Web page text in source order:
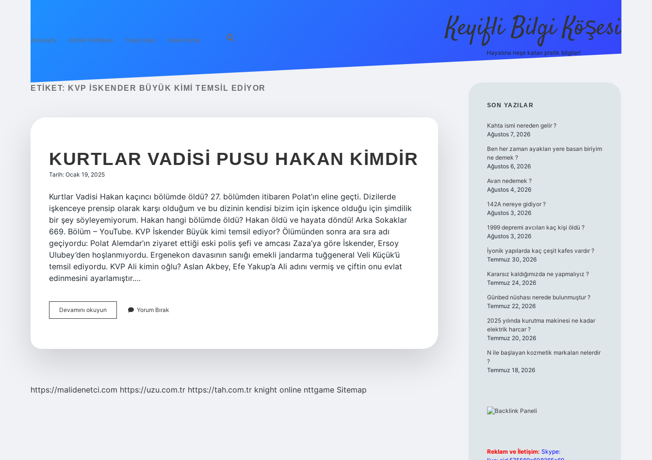
Anasayfa Gizlilik Politikası Yasal Uyarı Hakkımızda Keyifli Bilgi Köşesi
Hayatına neşe katan pratik bilgiler!
ETIKET: KVP İSKENDER BÜYÜK KIMI TEMSIL EDIYOR
KURTLAR VADISI PUSU HAKAN KIMDIR
Tarih: Ocak 19, 2025
Kurtlar Vadisi Hakan kaçıncı bölümde öldü? 27. bölümden itibaren Polat’ın eline geçti. Dizilerde
işkenceye prensip olarak karşı olduğum ve bu dizinin kendisi bizim için işkence olduğu için şimdilik
bir şey söyleyemiyorum. Hakan hangi bölümde öldü? Hakan öldü ve hayata döndü! Arka Sokaklar
669. Bölüm – YouTube. KVP İskender Büyük kimi temsil ediyor? Ölümünden sonra ara sıra adı
geçiyordu: Polat Alemdar’ın ziyaret ettiği eski polis şefi ve amcası Zaza’ya göre İskender, Ersoy
Ulubey’den hoşlanmıyordu. Ergenekon davasının sanığı emekli jandarma tuğgeneral Veli Küçük’ü
temsil ediyordu. KVP Ali kimin oğlu? Aslan Akbey, Efe Yakup’a Ali adını vermiş ve çiftin onu evlat
edinmesini ayarlamıştır.…
Devamını okuyun
Vadisi
Yorum Bırak
https://malidenetci.com https://uzu.com.tr https://tah.com.tr knight online nttgame Sitemap
SIDEBAR
SON YAZILAR
Kahta ismi nereden gelir ?
Ağustos 7, 2026
Ben her zaman ayakları yere basan biriyim
ne demek ?
Ağustos 6, 2026
Avan nedemek ?
Ağustos 4, 2026
142A nereye gidiyor ?
Ağustos 3, 2026
1999 depremi avcıları kaç kişi öldü ?
Ağustos 3, 2026
İyonik yapılarda kaç çeşit kafes vardır ?
Temmuz 30, 2026
Kararsız kaldığımızda ne yapmalıyız ?
Temmuz 24, 2026
Günbed nüshası nerede bulunmuştur ?
Temmuz 22, 2026
2025 yılında kurutma makinesi ne kadar
elektrik harcar ?
Temmuz 20, 2026
N ile başlayan kozmetik markaları nelerdir
?
Temmuz 18, 2026
Reklam ve İletişim: Skype: